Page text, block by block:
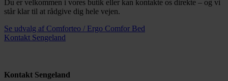
Du er velkommen i vores butik eller kan kontakte os direkte – og vi
står klar til at rådgive dig hele vejen.
Se udvalg af Comforteo / Ergo Comfor Bed
Kontakt Sengeland
Kontakt Sengeland